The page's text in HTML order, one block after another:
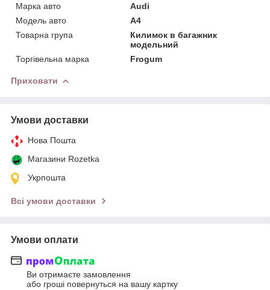
Марка авто
Audi
Модель авто
A4
Товарна група
Килимок в багажник
модельний
Торгівельна марка
Frogum
Приховати
Умови доставки
Нова Пошта
Магазини Rozetka
Укрпошта
Всі умови доставки
Умови оплати
Ви отримаєте замовлення
або гроші повернуться на вашу картку